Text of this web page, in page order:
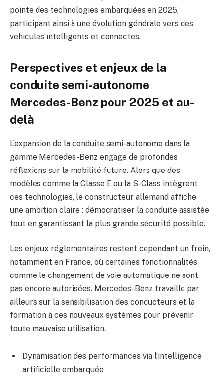
pointe des technologies embarquées en 2025,
participant ainsi à une évolution générale vers des
véhicules intelligents et connectés.
Perspectives et enjeux de la
conduite semi-autonome
Mercedes-Benz pour 2025 et au-
delà
L’expansion de la conduite semi-autonome dans la
gamme Mercedes-Benz engage de profondes
réflexions sur la mobilité future. Alors que des
modèles comme la Classe E ou la S-Class intègrent
ces technologies, le constructeur allemand affiche
une ambition claire : démocratiser la conduite assistée
tout en garantissant la plus grande sécurité possible.
Les enjeux réglementaires restent cependant un frein,
notamment en France, où certaines fonctionnalités
comme le changement de voie automatique ne sont
pas encore autorisées. Mercedes-Benz travaille par
ailleurs sur la sensibilisation des conducteurs et la
formation à ces nouveaux systèmes pour prévenir
toute mauvaise utilisation.
Dynamisation des performances via l’intelligence
artificielle embarquée